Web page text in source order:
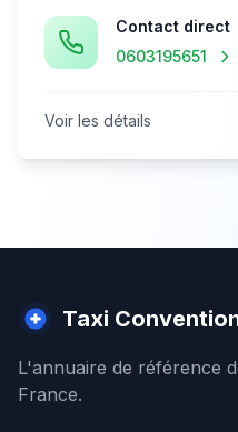
Contact direct
0603195651
Voir les détails
Taxi
L'annuaire de référence
France.